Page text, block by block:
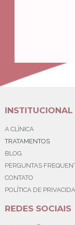
INSTITUCIONAL
A CLÍNICA
TRATAMENTOS
BLOG
PERGUNTAS
CONTATO
POLÍTICA DE
REDES SOCIAIS